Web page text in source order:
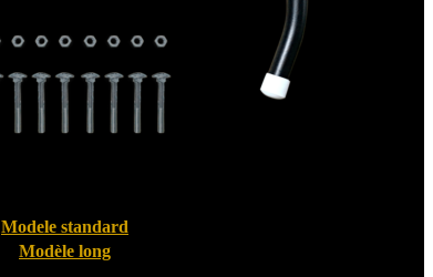
Modele standard
Modèle long